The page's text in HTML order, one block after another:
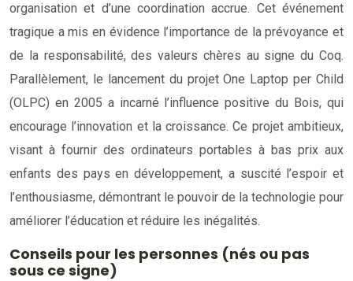
organisation et d’une coordination accrue. Cet événement
tragique a mis en évidence l’importance de la prévoyance et
de la responsabilité, des valeurs chères au signe du Coq.
Parallèlement, le lancement du projet One Laptop per Child
(OLPC) en 2005 a incarné l’influence positive du Bois, qui
encourage l’innovation et la croissance. Ce projet ambitieux,
visant à fournir des ordinateurs portables à bas prix aux
enfants des pays en développement, a suscité l’espoir et
l’enthousiasme, démontrant le pouvoir de la technologie pour
améliorer l’éducation et réduire les inégalités.
Conseils pour les personnes (nés ou pas
sous ce signe)